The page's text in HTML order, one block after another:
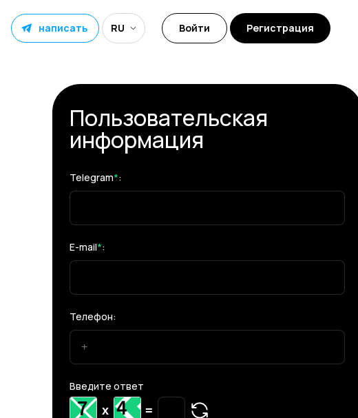
написать RU Регистрация
Войти
Пользовательская
информация
Telegram*:
E-mail*:
Телефон:
Введите ответ
x =